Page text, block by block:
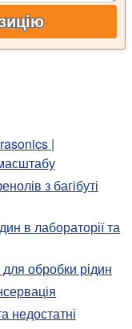
|
з багібуті
в лабораторії та
обробки рідин
недостатні